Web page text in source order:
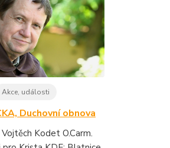
Akce, události
Duchovní obnova
Vojtěch Kodet O.Carm.